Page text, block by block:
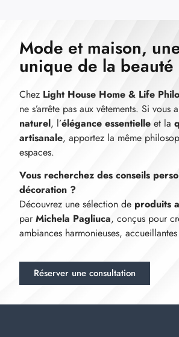
Mode et maison,
unique de la beauté
Chez Light House Home & Life
ne s’arrête pas aux vêtements. Si vous
naturel, l’élégance essentielle et la
artisanale, apportez la même
espaces.
Vous recherchez des conseils
décoration ?
Découvrez une sélection de produits
parMichela Pagliuca, conçus pour
ambiances harmonieuses,
Réserver une consultation